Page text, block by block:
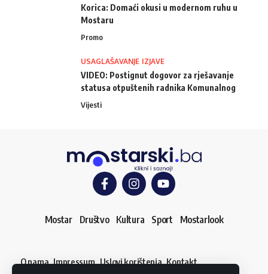
Korica: Domaći okusi u modernom ruhu u
Mostaru
Promo
USAGLAŠAVANJE IZJAVE
VIDEO: Postignut dogovor za rješavanje
statusa otpuštenih radnika Komunalnog
Vijesti
Mostar Društvo Kultura Sport Mostarlook
O nama Impressum Uslovi korištenja Kontakt